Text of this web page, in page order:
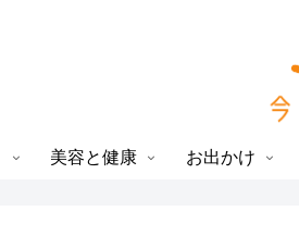
美容と健康 お出かけ